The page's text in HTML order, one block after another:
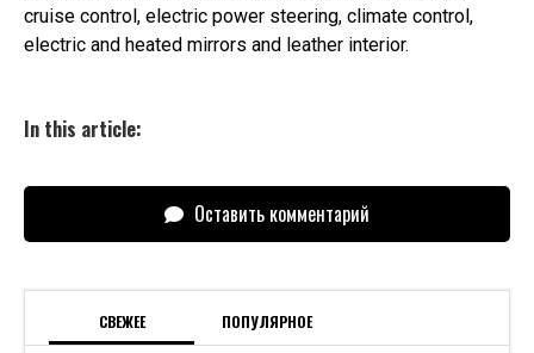
cruise control, electric power steering, climate control,
electric and heated mirrors and leather interior.
In this article:
Оставить комментарий
СВЕЖЕЕ ПОПУЛЯРНОЕ